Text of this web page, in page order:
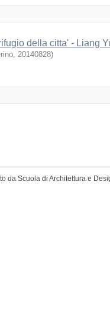
della citta' - Liang
, 20140828)
da Scuola di Architettura e